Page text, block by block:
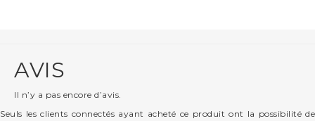
AVIS
Il n’y a pas encore d’avis.
Seuls les clients connectés ayant acheté ce produit ont la possibilité de